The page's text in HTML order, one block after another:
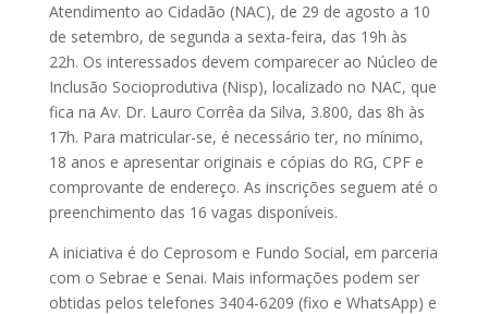
Atendimento ao Cidadão (NAC), de 29 de agosto a 10
de setembro, de segunda a sexta-feira, das 19h às
22h. Os interessados devem comparecer ao Núcleo de
Inclusão Socioprodutiva (Nisp), localizado no NAC, que
fica na Av. Dr. Lauro Corrêa da Silva, 3.800, das 8h às
17h. Para matricular-se, é necessário ter, no mínimo,
18 anos e apresentar originais e cópias do RG, CPF e
comprovante de endereço. As inscrições seguem até o
preenchimento das 16 vagas disponíveis.
A iniciativa é do Ceprosom e Fundo Social, em parceria
com o Sebrae e Senai. Mais informações podem ser
obtidas pelos telefones 3404-6209 (fixo e WhatsApp) e